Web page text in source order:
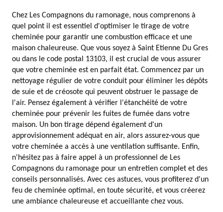
Chez Les Compagnons du ramonage, nous comprenons à
quel point il est essentiel d'optimiser le tirage de votre
cheminée pour garantir une combustion efficace et une
maison chaleureuse. Que vous soyez à Saint Etienne Du Gres
ou dans le code postal 13103, il est crucial de vous assurer
que votre cheminée est en parfait état. Commencez par un
nettoyage régulier de votre conduit pour éliminer les dépôts
de suie et de créosote qui peuvent obstruer le passage de
l'air. Pensez également à vérifier l'étanchéité de votre
cheminée pour prévenir les fuites de fumée dans votre
maison. Un bon tirage dépend également d'un
approvisionnement adéquat en air, alors assurez-vous que
votre cheminée a accès à une ventilation suffisante. Enfin,
n'hésitez pas à faire appel à un professionnel de Les
Compagnons du ramonage pour un entretien complet et des
conseils personnalisés. Avec ces astuces, vous profiterez d'un
feu de cheminée optimal, en toute sécurité, et vous créerez
une ambiance chaleureuse et accueillante chez vous.